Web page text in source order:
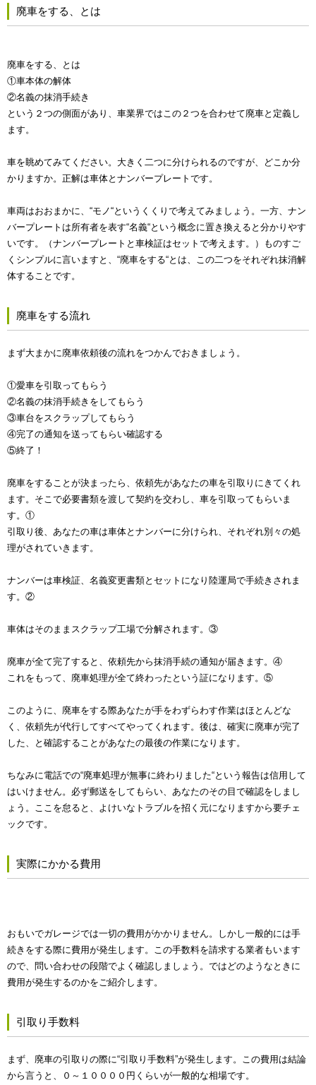
廃車をする、とは
廃車をする、とは
①車本体の解体
②名義の抹消手続き
という２つの側面があり、車業界ではこの２つを合わせて廃車と定義し
ます。
車を眺めてみてください。大きく二つに分けられるのですが、どこか分
かりますか。正解は車体とナンバープレートです。
車両はおおまかに、“モノ“というくくりで考えてみましょう。一方、ナン
バープレートは所有者を表す“名義“という概念に置き換えると分かりやす
いです。（ナンバープレートと車検証はセットで考えます。）ものすご
くシンプルに言いますと、“廃車をする“とは、この二つをそれぞれ抹消解
体することです。
廃車をする流れ
まず大まかに廃車依頼後の流れをつかんでおきましょう。
①愛車を引取ってもらう
②名義の抹消手続きをしてもらう
③車台をスクラップしてもらう
④完了の通知を送ってもらい確認する
⑤終了！
廃車をすることが決まったら、依頼先があなたの車を引取りにきてくれ
ます。そこで必要書類を渡して契約を交わし、車を引取ってもらいま
す。①
引取り後、あなたの車は車体とナンバーに分けられ、それぞれ別々の処
理がされていきます。
ナンバーは車検証、名義変更書類とセットになり陸運局で手続きされま
す。②
車体はそのままスクラップ工場で分解されます。③
廃車が全て完了すると、依頼先から抹消手続の通知が届きます。④
これをもって、廃車処理が全て終わったという証になります。⑤
このように、廃車をする際あなたが手をわずらわす作業はほとんどな
く、依頼先が代行してすべてやってくれます。後は、確実に廃車が完了
した、と確認することがあなたの最後の作業になります。
ちなみに電話での“廃車処理が無事に終わりました“という報告は信用して
はいけません。必ず郵送をしてもらい、あなたのその目で確認をしまし
ょう。ここを怠ると、よけいなトラブルを招く元になりますから要チェ
ックです。
実際にかかる費用
おもいでガレージでは一切の費用がかかりません。しかし一般的には手
続きをする際に費用が発生します。この手数料を請求する業者もいます
ので、問い合わせの段階でよく確認しましょう。ではどのようなときに
費用が発生するのかをご紹介します。
引取り手数料
まず、廃車の引取りの際に“引取り手数料”が発生します。この費用は結論
から言うと、０～１００００円くらいが一般的な相場です。